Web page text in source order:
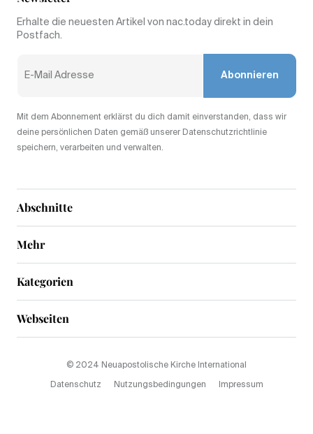
Abschnitte
Mehr
Erhalte die neuesten Artikel von nac.today direkt in dein
Postfach.
Abonnieren
Mit dem Abonnement erklärst du dich damit einverstanden, dass wir
deine persönlichen Daten gemäß unserer Datenschutzrichtlinie
speichern, verarbeiten und verwalten.
Kategorien
Webseiten
© 2024 Neuapostolische Kirche International
Datenschutz Nutzungsbedingungen Impressum